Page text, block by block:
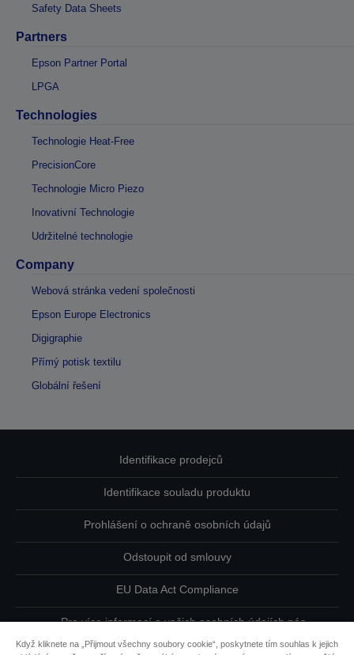
Safety Data Sheets
Partners
Epson Partner Portal
LPGA
Technologies
Technologie Heat-Free
PrecisionCore
Technologie Micro Piezo
Inovativní Technologie
Udržitelné technologie
Company
Webová stránka vedení společnosti
Epson Europe Electronics
Digigraphie
Přímý potisk textilu
Globální řešení
Identifikace prodejců
Identifikace souladu produktu
Prohlášení o ochraně osobních údajů
Odstoupit od smlouvy
EU Data Act Compliance
Pro více informací o vašich osobních údajích nás
Když kliknete na „Přijmout všechny soubory cookie“, poskytnete tím souhlas k jejich